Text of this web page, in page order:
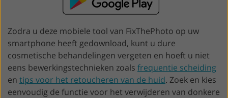
Zodra u deze mobiele tool van FixThePhoto op uw
smartphone heeft gedownload, kunt u dure
cosmetische behandelingen vergeten en hoeft u niet
eens bewerkingstechnieken zoals frequentie scheiding
en tips voor het retoucheren van de huid. Zoek en kies
eenvoudig de functie voor het verwijderen van donkere